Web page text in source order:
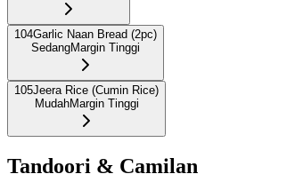
104Garlic Naan Bread (2pc)
SedangMargin Tinggi
105Jeera Rice (Cumin Rice)
MudahMargin Tinggi
Tandoori & Camilan